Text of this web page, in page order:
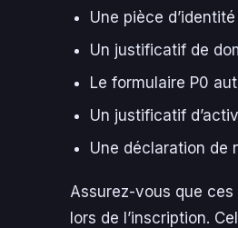
Une pièce
Un justificatif de
Le formulaire P0
Un justificatif
Une déclaration de
Assurez-vous que
lors de l’inscription.